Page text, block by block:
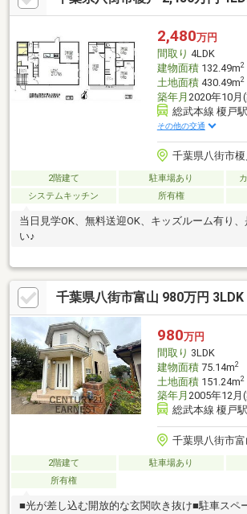
2,480万円
間取り 4LDK
建物面積132.49m2
土地面積430.49m2
築年月 2020年10月
総武本線 榎戸
その他の交通
千葉県八街市榎
2階建て 駐車場あり
システムキッチン
所有権
当日見学OK、無料送迎OK、キッズルーム有り
い♪
千葉県八街市富山 980万円 3LDK
980万円
間取り 3LDK
建物面積75.14m2
土地面積151.24m2
築年月 2005年12月
総武本線 榎戸
千葉県八街市富
2階建て 駐車場あり
所有権
■光が差し込む開放的な玄関吹き抜け■駐車スペ